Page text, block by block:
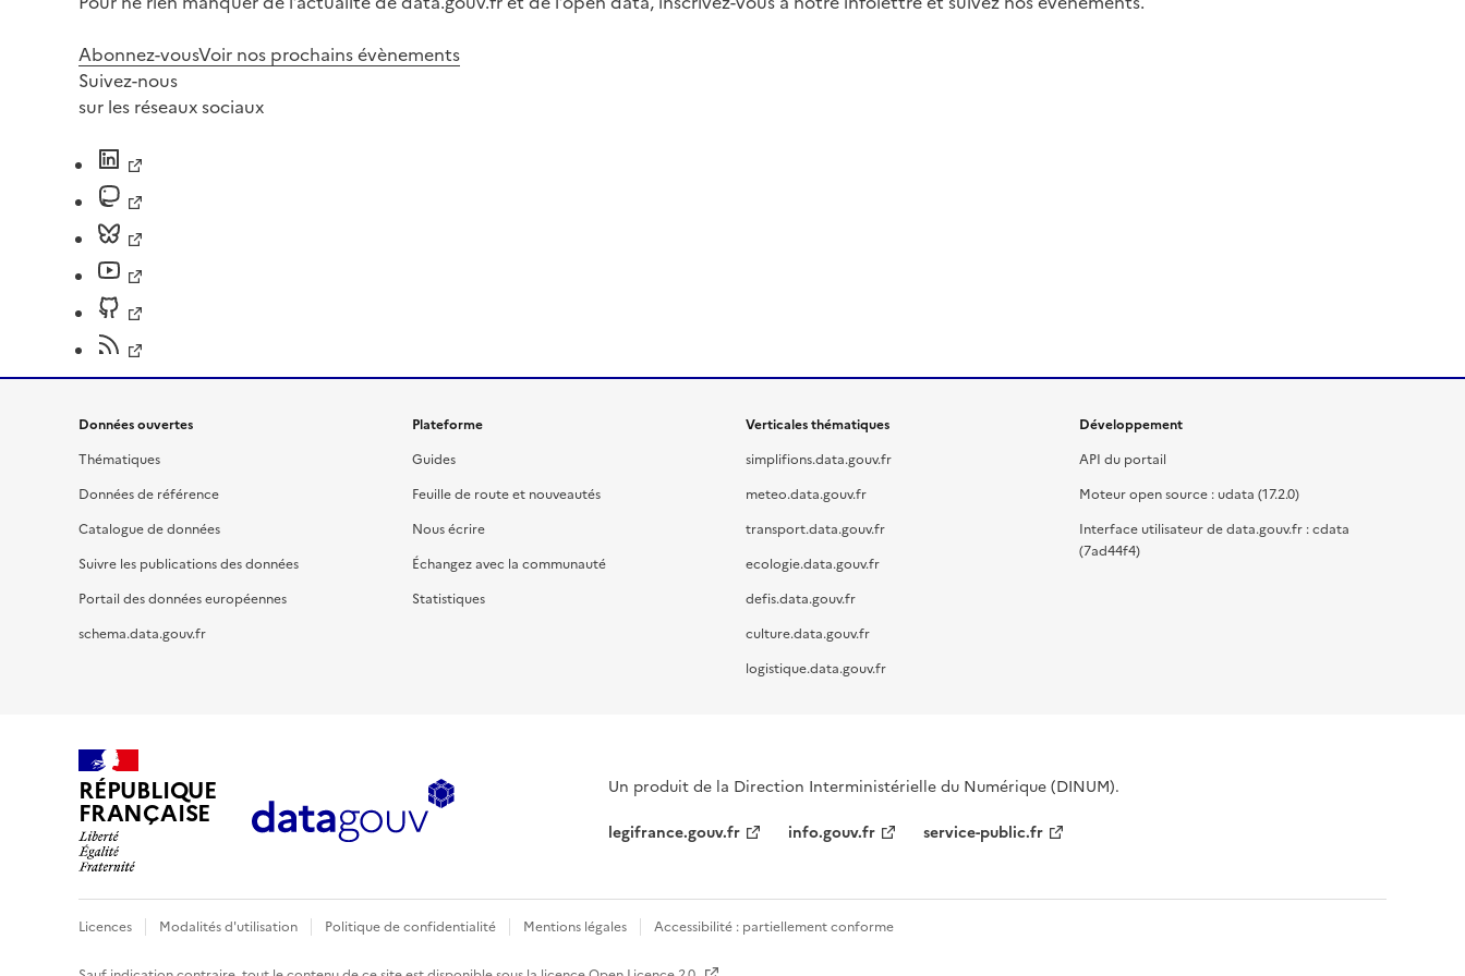
Abonnez-vousVoir nos prochains évènements
Suivez-nous
sur les réseaux sociaux
Données ouvertes
Thématiques
Données de référence
Catalogue de données
Suivre les publications des données
Portail des données européennes
schema.data.gouv.fr
Plateforme
Guides
Feuille de route et nouveautés
Nous écrire
Échangez avec la communauté
Statistiques
Verticales thématiques
simplifions.data.gouv.fr
meteo.data.gouv.fr
transport.data.gouv.fr
ecologie.data.gouv.fr
defis.data.gouv.fr
culture.data.gouv.fr
logistique.data.gouv.fr
Développement
API du portail
Moteur open source : udata (17.2.0)
Interface utilisateur de data.gouv.fr : cdata
(7ad44f4)
RÉPUBLIQUE
FRANÇAISE
Un produit de la Direction Interministérielle du Numérique (DINUM).
legifrance.gouv.fr
info.gouv.fr service-public.fr
Licences Modalités d'utilisation Politique de confidentialité Mentions légales Accessibilité : partiellement conforme